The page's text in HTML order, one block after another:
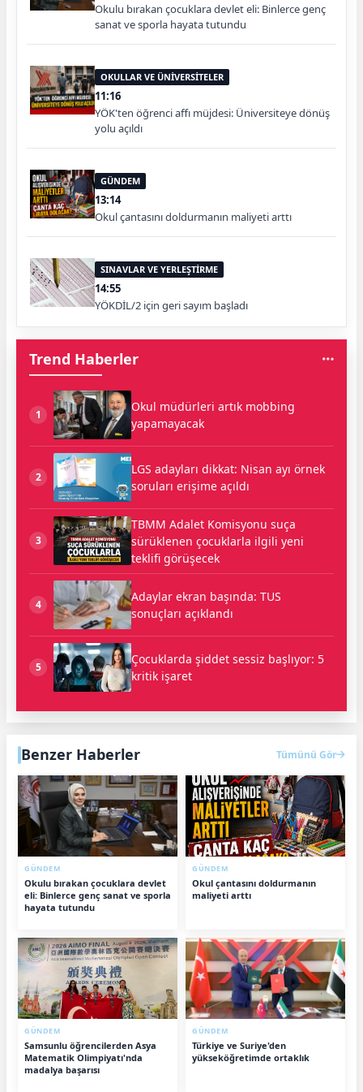
Okulu bırakan çocuklara devlet eli: Binlerce genç
sanat ve sporla hayata tutundu
OKULLAR VE ÜNİVERSİTELER
11:16
YÖK'ten öğrenci affı müjdesi: Üniversiteye dönüş
yolu açıldı
GÜNDEM
13:14
Okul çantasını doldurmanın maliyeti arttı
SINAVLAR VE YERLEŞTİRME
14:55
YÖKDİL/2 için geri sayım başladı
Trend Haberler
1
Okul müdürleri artık mobbing
yapamayacak
2
LGS adayları dikkat: Nisan ayı örnek
soruları erişime açıldı
3
TBMM Adalet Komisyonu suça
sürüklenen çocuklarla ilgili yeni
teklifi görüşecek
4
Adaylar ekran başında: TUS
sonuçları açıklandı
5
Çocuklarda şiddet sessiz başlıyor: 5
kritik işaret
Benzer Haberler Tümünü Gör
GÜNDEM
Okulu bırakan çocuklara devlet
eli: Binlerce genç sanat ve sporla
hayata tutundu
GÜNDEM
Okul çantasını doldurmanın
maliyeti arttı
GÜNDEM
Samsunlu öğrencilerden Asya
Matematik Olimpiyatı'nda
madalya başarısı
GÜNDEM
Türkiye ve Suriye'den
yükseköğretimde ortaklık